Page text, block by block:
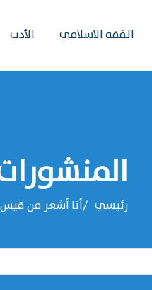
الفقه الاسلامي الأدب
رئيسي أنا أشعر من قيس